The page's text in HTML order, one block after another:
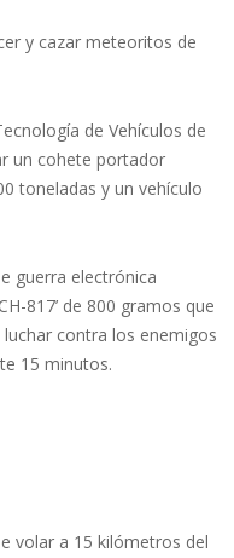
y cazar meteoritos de
de Vehículos de
un cohete portador
toneladas y un vehículo
guerra electrónica
817’ de 800 gramos que
contra los enemigos
15 minutos.
volar a 15 kilómetros del